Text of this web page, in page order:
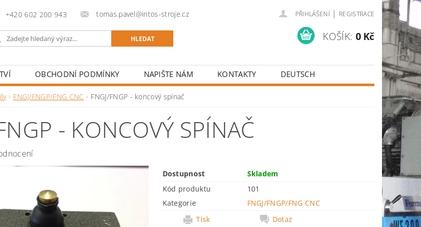
+420 602 200 943 tomas.pavel@intos-stroje.cz PŘIHLÁŠENÍ | REGISTRACE
KOŠÍK: 0 Kč
OBCHODNÍ PODMÍNKY NAPIŠTE NÁM KONTAKTY
DEUTSCH
FNGJ/FNGP/FNG CNC FNGJ/FNGP - koncový spínač
- KONCOVÝ SPÍNAČ
Dostupnost
Skladem
Kód produktu
101
Kategorie
FNGJ/FNGP/FNG CNC
Tisk
Dotaz